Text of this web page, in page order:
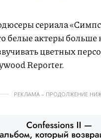
сериала
белые актеры больше
цветных
Reporter.
РЕКЛАМА – ПРОДОЛЖЕНИЕ